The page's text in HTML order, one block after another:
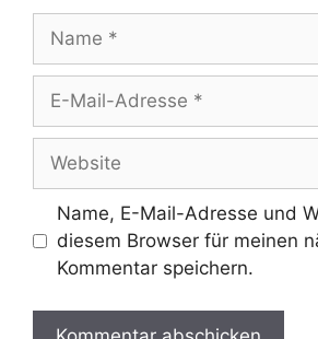
Name
Adresse
Website
Name, E-Mail-Adresse und
diesem Browser für meinen
Kommentar speichern.